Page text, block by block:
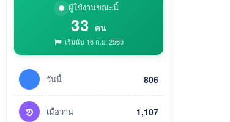
ผู้ใช้งานขณะนี้
33 คน
เริ่มนับ 16 ก.ย. 2565
วันนี้ 806
เมื่อวาน 1,107